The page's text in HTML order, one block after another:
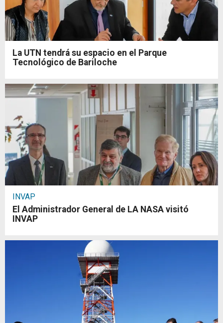
La UTN tendrá su espacio en el Parque
Tecnológico de Bariloche
INVAP
El Administrador General de LA NASA visitó
INVAP